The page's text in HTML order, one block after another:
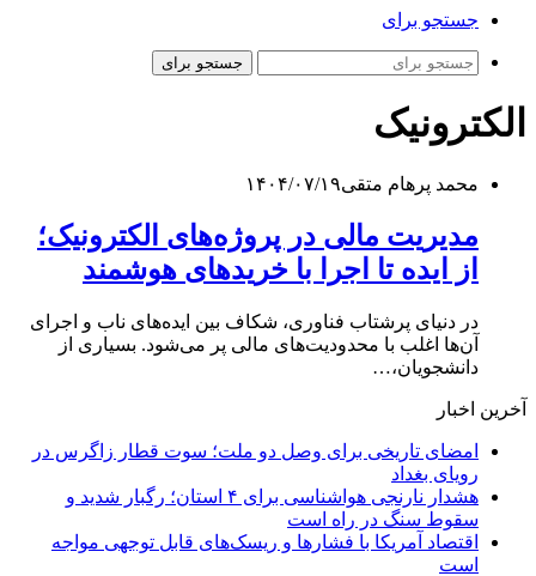
جستجو برای
جستجو برای
الکترونیک
محمد پرهام متقی۱۴۰۴/۰۷/۱۹
مدیریت مالی در پروژه‌های الکترونیک؛
از ایده تا اجرا با خریدهای هوشمند
در دنیای پرشتاب فناوری، شکاف بین ایده‌های ناب و اجرای
آن‌ها اغلب با محدودیت‌های مالی پر می‌شود. بسیاری از
دانشجویان،…
آخرین اخبار
امضای تاریخی برای وصل دو ملت؛ سوت قطار زاگرس در
رویای بغداد
هشدار نارنجی هواشناسی برای ۴ استان؛ رگبار شدید و
سقوط سنگ در راه است
اقتصاد آمریکا با فشارها و ریسک‌های قابل توجهی مواجه
است